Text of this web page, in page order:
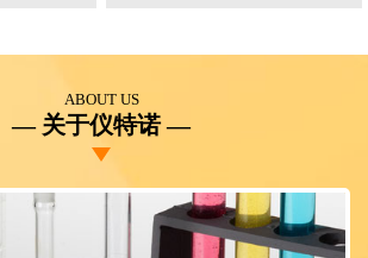
ABOUT US
关于仪特诺